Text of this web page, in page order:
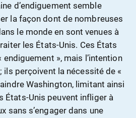
d’endiguement semble
la façon dont de nombreuses
le monde en sont venues à
les États-Unis. Ces États
endiguement », mais l’intention
perçoivent la nécessité de «
Washington, limitant ainsi
États-Unis peuvent infliger à
sans s’engager dans une